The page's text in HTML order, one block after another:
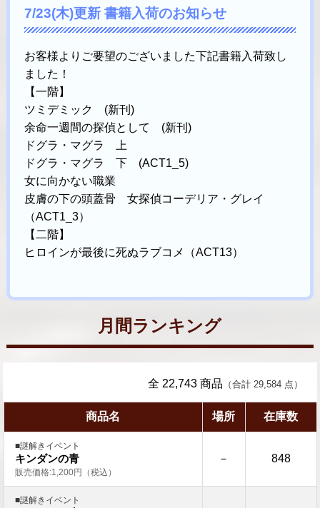
7/23(木)更新 書籍入荷のお知らせ
お客様よりご要望のございました下記書籍入荷致し
ました！
【一階】
ツミデミック (新刊)
余命一週間の探偵として (新刊)
ドグラ・マグラ 上
ドグラ・マグラ 下 (ACT1_5)
女に向かない職業
皮膚の下の頭蓋骨 女探偵コーデリア・グレイ
（ACT1_3）
【二階】
ヒロインが最後に死ぬラブコメ（ACT13）
月間ランキング
全 22,743 商品 （合計 29,584 点）
商品名 場所 在庫数
■謎解きイベント
キンダンの青
販売価格:1,200円（税込）
－ 848
■謎解きイベント